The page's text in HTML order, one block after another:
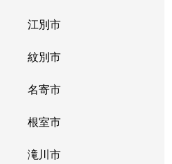
江別市
紋別市
名寄市
根室市
滝川市